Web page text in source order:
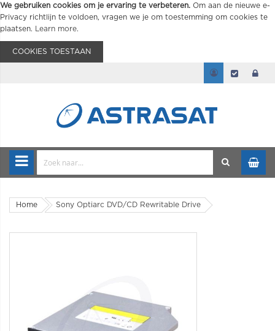
We gebruiken cookies om je ervaring te verbeteren. Om aan de nieuwe e-
Privacy richtlijn te voldoen, vragen we je om toestemming om cookies te
plaatsen.
Learn more.
COOKIES TOESTAAN
Home Sony Optiarc DVD/CD Rewritable Drive